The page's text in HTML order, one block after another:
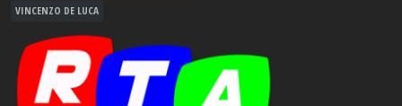
VINCENZO DE LUCA